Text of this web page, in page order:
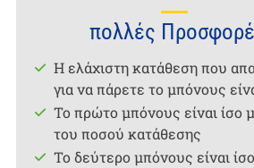
πολλές
Η ελάχιστη κατάθεση που
για να πάρετε το μπόνους
Το πρώτο μπόνους είναι ίσο
του ποσού κατάθεσης
Το δεύτερο μπόνους είναι